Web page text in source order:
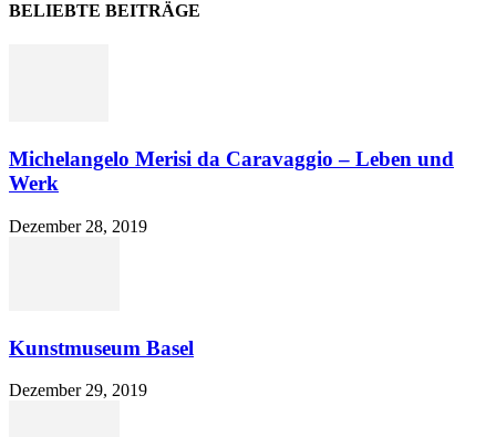
BELIEBTE BEITRÄGE
Michelangelo Merisi da Caravaggio – Leben und
Werk
Dezember 28, 2019
Kunstmuseum Basel
Dezember 29, 2019